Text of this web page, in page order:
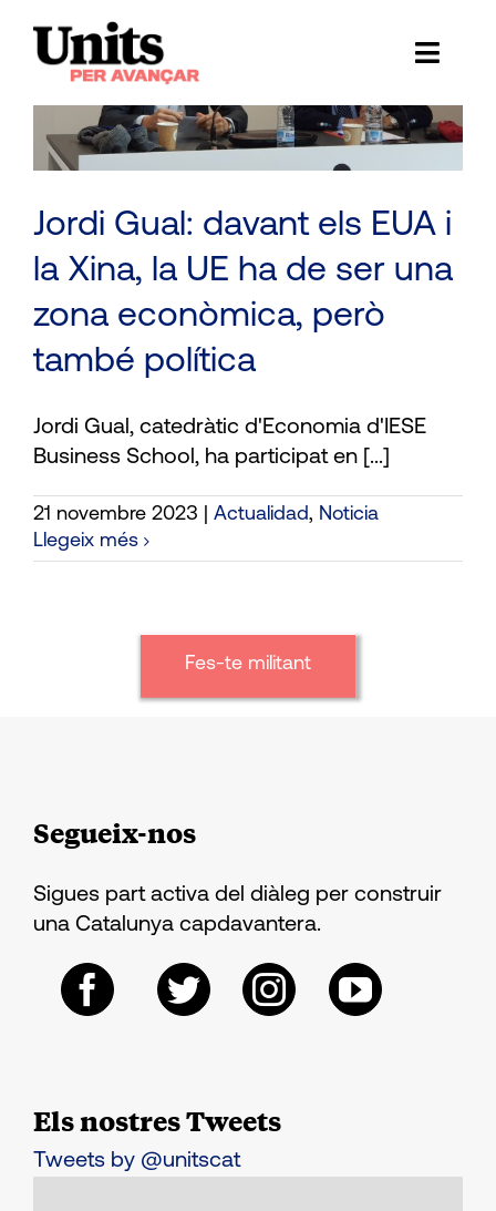
content
Cerca
Jordi Gual: davant els EUA i
la Xina, la UE ha de ser una
zona econòmica, però
també política
Jordi Gual, catedràtic d'Economia d'IESE
Business School, ha participat en [...]
21 novembre 2023 Actualidad, Noticia
Llegeix més
Fes-te militant
Segueix-nos
Sigues part activa del diàleg per construir
una Catalunya capdavantera.
Els nostres Tweets
Tweets by @unitscat